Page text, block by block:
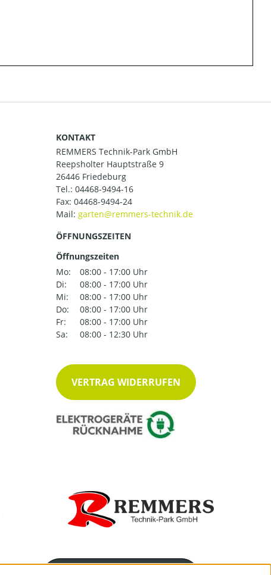
KONTAKT
REMMERS Technik-Park GmbH
Reepsholter Hauptstraße 9
26446 Friedeburg
Tel.: 04468-9494-16
Fax: 04468-9494-24
Mail:
ÖFFNUNGSZEITEN
Öffnungszeiten
Mo:
08:00 - 17:00 Uhr
Di:
08:00 - 17:00 Uhr
Mi:
08:00 - 17:00 Uhr
Do:
08:00 - 17:00 Uhr
Fr:
08:00 - 17:00 Uhr
Sa:
08:00 - 12:30 Uhr
VERTRAG WIDERRUFEN